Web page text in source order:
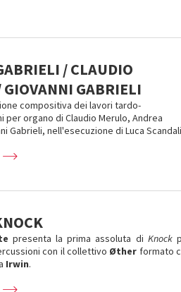
/ CLAUDIO
GIOVANNI GABRIELI
compositiva dei lavori tardo-
per organo di Claudio Merulo, Andrea
Gabrieli, nell'esecuzione di Luca
presenta la prima assoluta di Knock
con il collettivo Øther formato
Irwin.